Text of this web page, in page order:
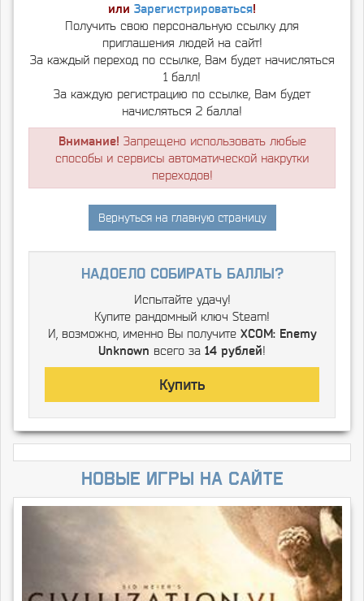
или Зарегистрироваться!
Получить свою персональную ссылку для
приглашения людей на сайт!
За каждый переход по ссылке, Вам будет начисляться
1 балл!
За каждую регистрацию по ссылке, Вам будет
начисляться 2 балла!
Внимание! Запрещено использовать любые
способы и сервисы автоматической накрутки
переходов!
Вернуться на главную страницу
надоело собирать баллы?
Испытайте удачу!
Купите рандомный ключ Steam!
И, возможно, именно Вы получите XCOM: Enemy
Unknown всего за 14 рублей!
Купить
Новые игры на сайте